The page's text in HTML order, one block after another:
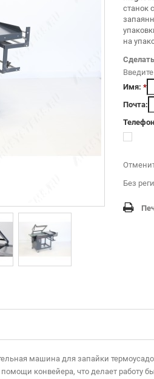
станок
на
Имя: *
Почта:
.Без
машина для запайки
конвейера, что делает работу